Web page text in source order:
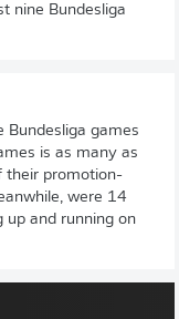
nine Bundesliga
Bundesliga games
is as many as
their promotion-
were 14
and running on